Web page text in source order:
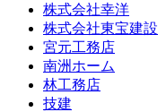
株式会社幸洋
株式会社東宝建設
宮元工務店
南洲ホーム
林工務店
技建